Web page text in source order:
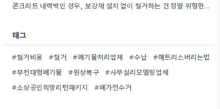
콘크리트 내력벽인 경우, 보강재 설치 없이 철거하는 건 정말 위험한데. 현장 보수 전문가에게 문의해서 안전하게…
태그
#철거비용 #철거 #폐기물처리업체 #수납
#매트리스버리는법
#부천대형폐기물
#원상복구
#사무실리모델링업체
#소상공인희망리턴패키지
#폐가전수거